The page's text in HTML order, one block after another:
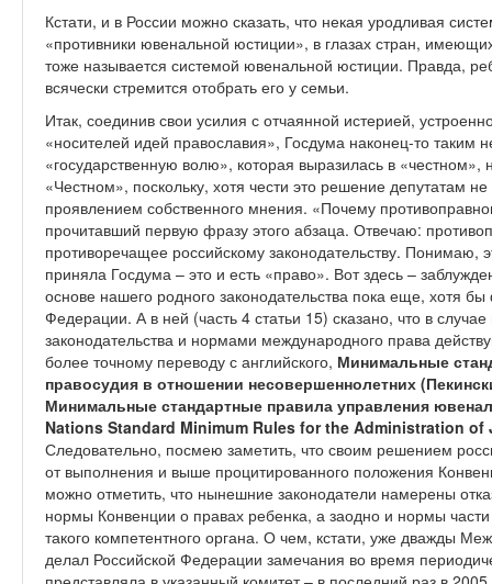
Кстати, и в России можно сказать, что некая уродливая
«противники ювенальной юстиции», в глазах стран,
тоже называется системой ювенальной юстиции. Правда,
всячески стремится отобрать его у семьи.
Итак, соединив свои усилия с отчаянной истерией,
«носителей идей православия», Госдума наконец-то таким
«государственную волю», которая выразилась в
«Честном», поскольку, хотя чести это решение депутатам
проявлением собственного мнения. «Почему
прочитавший первую фразу этого абзаца. Отвечаю:
противоречащее российскому законодательству. Понимаю,
приняла Госдума – это и есть «право». Вот здесь –
основе нашего родного законодательства пока еще, хотя
Федерации. А в ней (часть 4 статьи 15) сказано, что в
законодательства и нормами международного права
более точному переводу с английского, Минимальные
правосудия в отношении несовершеннолетних
Минимальные стандартные правила управления
Nations Standard Minimum Rules for the Administration
Следовательно, посмею заметить, что своим решением
от выполнения и выше процитированного положения
можно отметить, что нынешние законодатели намерены
нормы Конвенции о правах ребенка, а заодно и нормы
такого компетентного органа. О чем, кстати, уже дважды
делал Российской Федерации замечания во время